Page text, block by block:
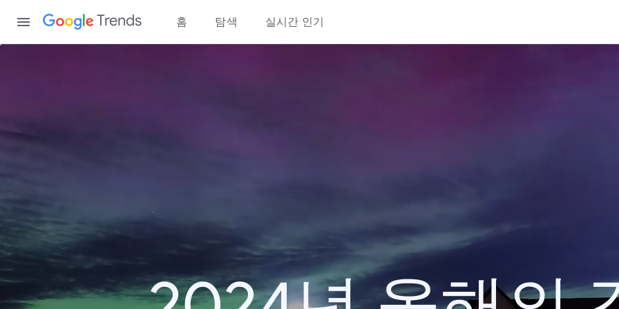
Trends 홈 탐색 실시간 인기